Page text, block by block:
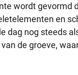
wordt gevormd
en
dag nog steeds
de groeve,